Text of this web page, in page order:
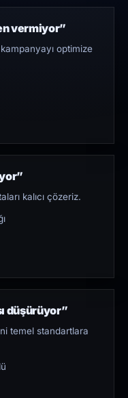
vermiyor”
optimize
kalıcı çözeriz.
düşürüyor”
temel standartlara